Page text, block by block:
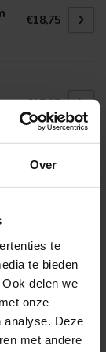
Over
te
te bieden
delen we
onze
analyse. Deze
met andere
€18,75
€17,25
€26,38
onze chat,
of neem
. Wij helpen u
van uw